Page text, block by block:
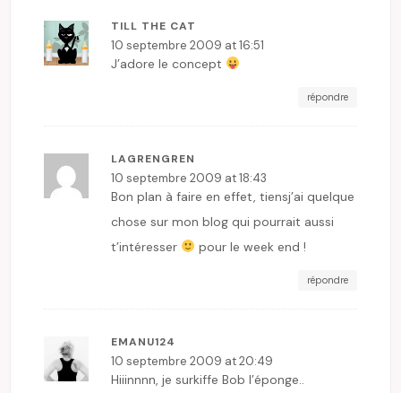
TILL THE CAT
10 septembre 2009 at 16:51
J’adore le concept
répondre
LAGRENGREN
10 septembre 2009 at 18:43
Bon plan à faire en effet, tiensj’ai quelque
chose sur mon blog qui pourrait aussi
t’intéresser
pour le week end !
répondre
EMANU124
10 septembre 2009 at 20:49
Hiiinnnn, je surkiffe Bob l’éponge..